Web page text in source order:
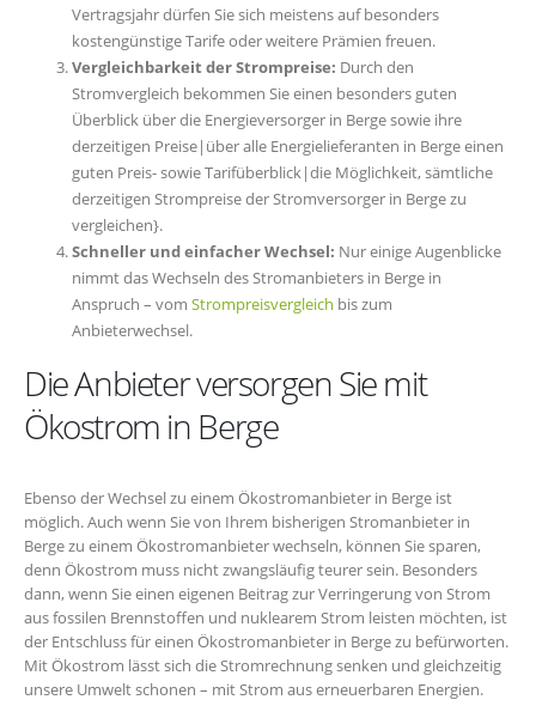
Vertragsjahr dürfen Sie sich meistens auf besonders
kostengünstige Tarife oder weitere Prämien freuen.
Vergleichbarkeit der Strompreise: Durch den
Stromvergleich bekommen Sie einen besonders guten
Überblick über die Energieversorger in Berge sowie ihre
derzeitigen Preise|über alle Energielieferanten in Berge einen
guten Preis- sowie Tarifüberblick|die Möglichkeit, sämtliche
derzeitigen Strompreise der Stromversorger in Berge zu
vergleichen}.
Schneller und einfacher Wechsel: Nur einige Augenblicke
nimmt das Wechseln des Stromanbieters in Berge in
Anspruch – vom Strompreisvergleich bis zum
Anbieterwechsel.
Die Anbieter versorgen Sie mit
Ökostrom in Berge
Ebenso der Wechsel zu einem Ökostromanbieter in Berge ist
möglich. Auch wenn Sie von Ihrem bisherigen Stromanbieter in
Berge zu einem Ökostromanbieter wechseln, können Sie sparen,
denn Ökostrom muss nicht zwangsläufig teurer sein. Besonders
dann, wenn Sie einen eigenen Beitrag zur Verringerung von Strom
aus fossilen Brennstoffen und nuklearem Strom leisten möchten, ist
der Entschluss für einen Ökostromanbieter in Berge zu befürworten.
Mit Ökostrom lässt sich die Stromrechnung senken und gleichzeitig
unsere Umwelt schonen – mit Strom aus erneuerbaren Energien.